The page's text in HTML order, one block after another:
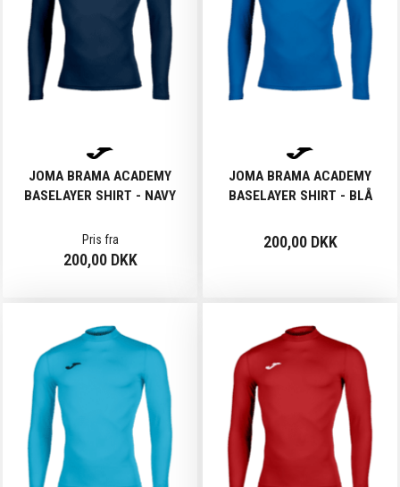
JOMA BRAMA ACADEMY
BASELAYER SHIRT - NAVY
Pris fra
200,00 DKK
JOMA BRAMA ACADEMY
BASELAYER SHIRT - BLÅ
200,00 DKK